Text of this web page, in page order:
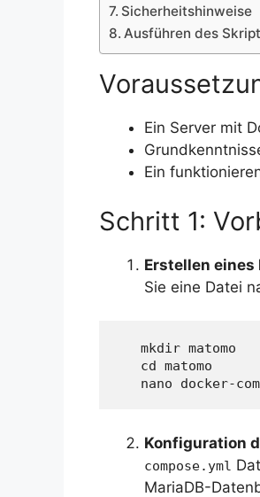
Sicherheitshinweise
Ausführen des
Ein Server mit
Ein
Schritt 1:
Erstellen eines
Sie eine Datei
   mkdir matomo
   cd matomo
nano docker-
Konfiguration
compose.yml
MariaDB-